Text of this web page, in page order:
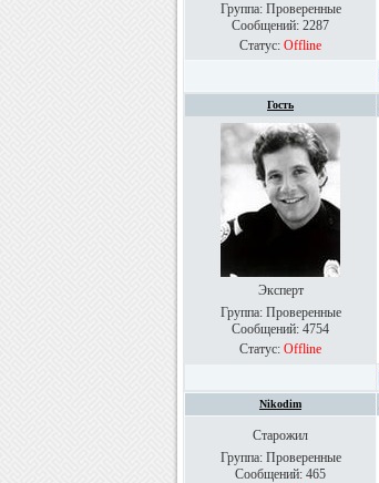
Группа: Проверенные
Сообщений: 2287
Статус: Offline
Гость
Эксперт
Группа: Проверенные
Сообщений: 4754
Статус: Offline
Nikodim
Старожил
Группа: Проверенные
Сообщений: 465